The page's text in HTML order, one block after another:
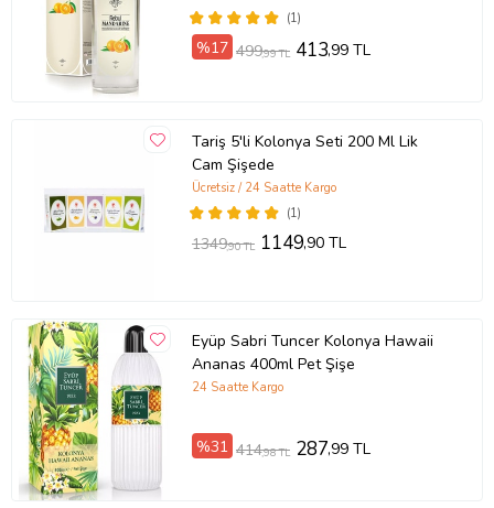
(1)
%17 499,99 TL 413,99 TL
Tariş 5'li Kolonya Seti 200 Ml Lik
Cam Şişede
(1)
Ücretsiz / 24 Saatte Kargo
1349,90 TL 1149,90 TL
Eyüp Sabri Tuncer Kolonya Hawaii
Ananas 400ml Pet Şişe
24 Saatte Kargo
%31 414,98 TL 287,99 TL